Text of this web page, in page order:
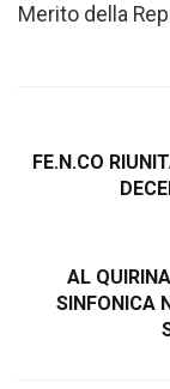
Merito della
FE.N.CO
AL
SINFONICA